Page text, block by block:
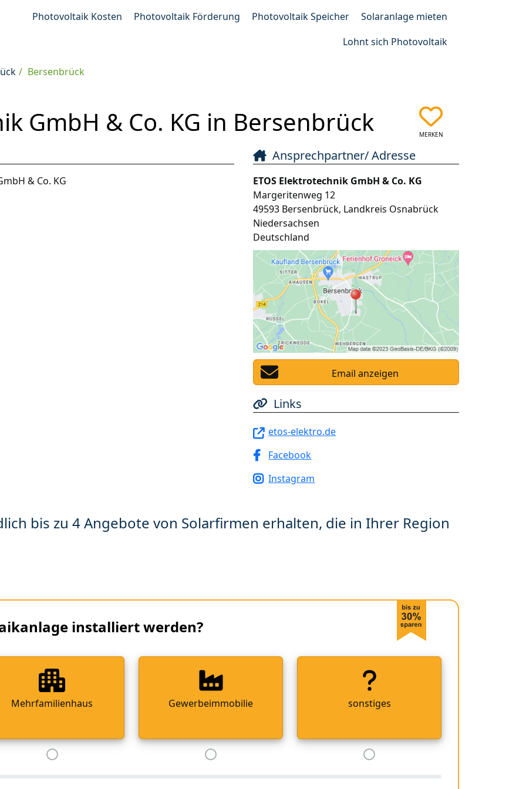
Photovoltaik Kosten Photovoltaik Förderung Photovoltaik Speicher
Solaranlage mieten
Lohnt sich Photovoltaik
Bersenbrück
GmbH & Co. KG in Bersenbrück MERKEN
& Co. KG
Ansprechpartner/ Adresse
ETOS Elektrotechnik GmbH & Co. KG
Margeritenweg 12
49593 Bersenbrück, Landkreis Osnabrück
Niedersachsen
Deutschland
Email anzeigen
Links
etos-elektro.de
Facebook
Instagram
bis zu 4 Angebote von Solarfirmen erhalten, die in Ihrer Region
installiert werden?
Mehrfamilienhaus Gewerbeimmobilie sonstiges